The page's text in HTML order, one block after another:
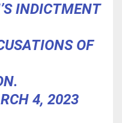
INDICTMENT
OF
4, 2023